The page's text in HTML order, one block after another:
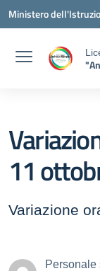
Ministero
11
Variazione
Personale